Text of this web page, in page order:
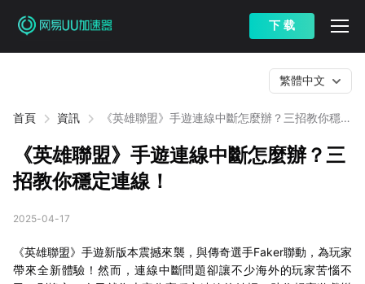
下 载
首頁 資訊
《英雄聯盟》手遊連線中斷怎麼辦？三招教你穩定
繁體中文
《英雄聯盟》手遊連線中斷怎麼辦？三
招教你穩定連線！
2025-04-17
《英雄聯盟》手遊新版本震撼來襲，與傳奇選手Faker聯動，為玩家
帶來全新體驗！然而，連線中斷問題卻讓不少海外的玩家苦惱不